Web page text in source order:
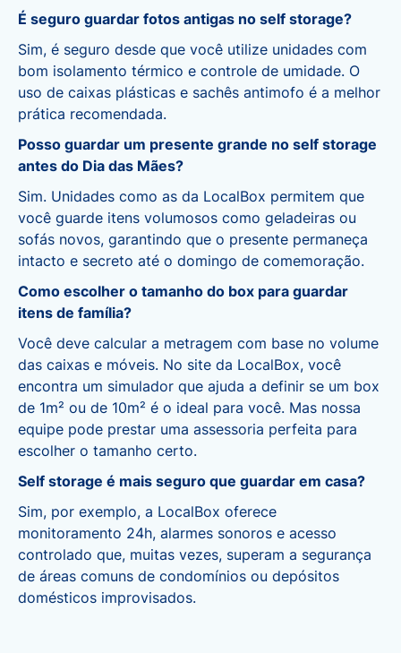
É seguro guardar fotos antigas no self storage?
Sim, é seguro desde que você utilize unidades com
bom isolamento térmico e controle de umidade. O
uso de caixas plásticas e sachês antimofo é a melhor
prática recomendada.
Posso guardar um presente grande no self storage
antes do Dia das Mães?
Sim. Unidades como as da LocalBox permitem que
você guarde itens volumosos como geladeiras ou
sofás novos, garantindo que o presente permaneça
intacto e secreto até o domingo de comemoração.
Como escolher o tamanho do box para guardar
itens de família?
Você deve calcular a metragem com base no volume
das caixas e móveis. No site da LocalBox, você
encontra um simulador que ajuda a definir se um box
de 1m² ou de 10m² é o ideal para você. Mas nossa
equipe pode prestar uma assessoria perfeita para
escolher o tamanho certo.
Self storage é mais seguro que guardar em casa?
Sim, por exemplo, a LocalBox oferece
monitoramento 24h, alarmes sonoros e acesso
controlado que, muitas vezes, superam a segurança
de áreas comuns de condomínios ou depósitos
domésticos improvisados.